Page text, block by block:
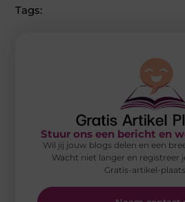
Tags:
Stuur ons een bericht en
Wil jij jouw blogs delen en een
Wacht niet langer en registreer
Gratis-artikel-